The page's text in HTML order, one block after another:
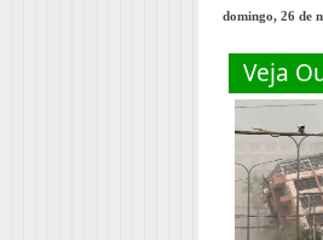
domingo, 26 de
Veja